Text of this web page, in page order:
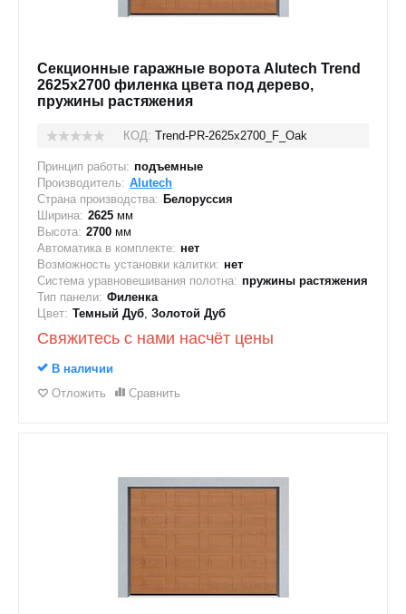
Секционные гаражные ворота Alutech Trend
2625x2700 филенка цвета под дерево,
пружины растяжения
КОД: Trend-PR-2625х2700_F_Oak
Принцип работы: подъемные
Производитель: Alutech
Страна производства: Белоруссия
Ширина: 2625 мм
Высота: 2700 мм
Автоматика в комплекте: нет
Возможность установки калитки: нет
Система уравновешивания полотна: пружины растяжения
Тип панели: Филенка
Цвет: Темный Дуб, Золотой Дуб
Свяжитесь с нами насчёт цены
В наличии
Отложить
Сравнить